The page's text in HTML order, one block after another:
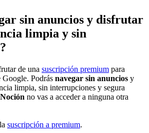
sin anuncios y disfrutar
limpia y sin
de una suscripción premium para
Google. Podrás navegar sin anuncios y
limpia, sin interrupciones y segura
no vas a acceder a ninguna otra
suscripción a premium.